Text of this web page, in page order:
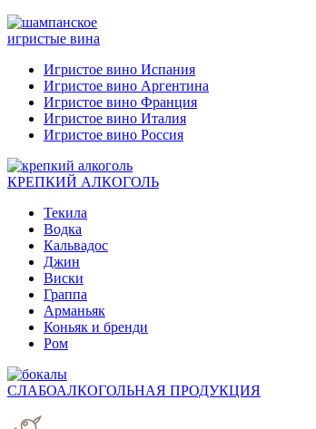
игристые вина
Игристое вино Испания
Игристое вино Аргентина
Игристое вино Франция
Игристое вино Италия
Игристое вино Россия
КРЕПКИЙ АЛКОГОЛЬ
Текила
Водка
Кальвадос
Джин
Виски
Граппа
Арманьяк
Коньяк и бренди
Ром
СЛАБОАЛКОГОЛЬНАЯ ПРОДУКЦИЯ